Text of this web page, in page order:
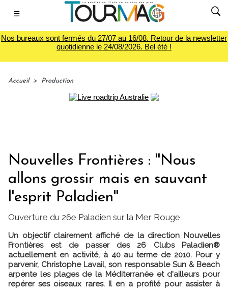
☰
Nos bureaux sont fermés du 27/07 au 16/08. Retour de la newsletter
quotidienne le 24/08/2026. Bel été !
Accueil > Production
Nouvelles Frontières : ''Nous
allons grossir mais en sauvant
l'esprit Paladien''
Ouverture du 26e Paladien sur la Mer Rouge
Un objectif clairement affiché de la direction Nouvelles
Frontières est de passer des 26 Clubs Paladien®
actuellement en activité, à 40 au terme de 2010. Pour y
parvenir, Christophe Lavail, son responsable Sun & Beach
arpente les plages de la Méditerranée et d'ailleurs pour
repérer ses oiseaux rares. Il en a profité pour assister à